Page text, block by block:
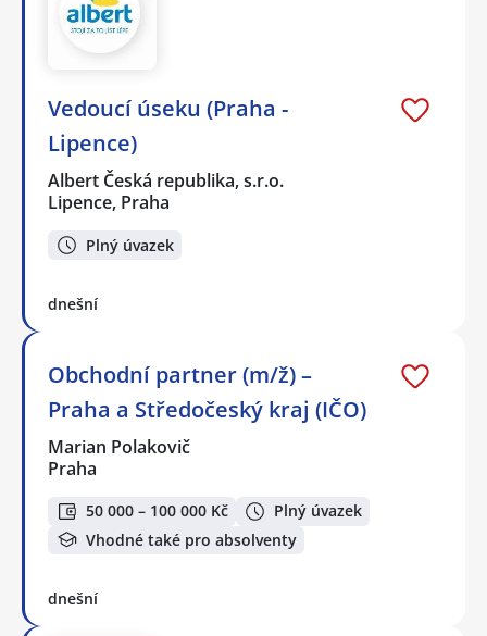
Vedoucí úseku (Praha -
Lipence)
Albert Česká republika, s.r.o.
Lipence, Praha
Plný úvazek
dnešní
Obchodní partner (m/ž) –
Praha a Středočeský kraj (IČO)
Marian Polakovič
Praha
50 000 – 100 000 Kč
Plný úvazek
Vhodné také pro absolventy
dnešní